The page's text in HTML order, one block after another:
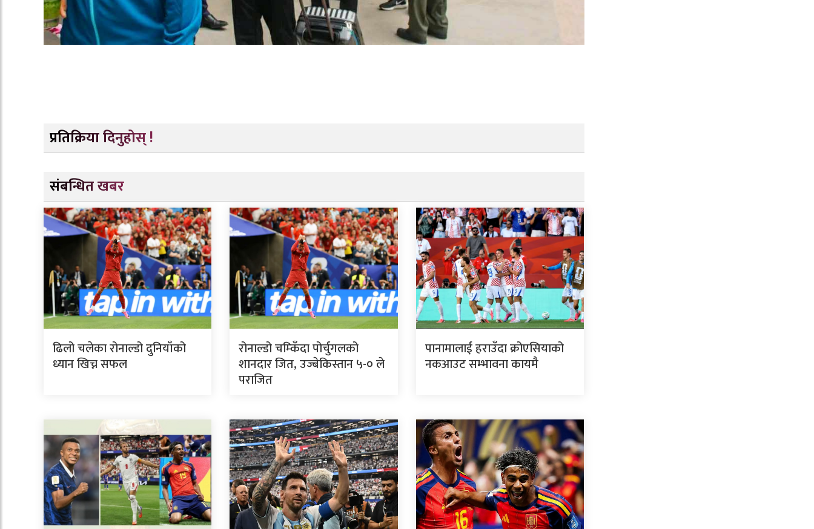
प्रतिक्रिया दिनुहोस् !
संबन्धित खबर
ढिलो चलेका रोनाल्डो दुनियाँको
ध्यान खिच्न सफल
रोनाल्डो चम्किँदा पोर्चुगलको
शानदार जित, उज्बेकिस्तान ५-० ले
पराजित
पानामालाई हराउँदा क्रोएसियाको
नकआउट सम्भावना कायमै